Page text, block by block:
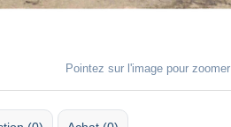
Pointez sur l'image pour zoomer